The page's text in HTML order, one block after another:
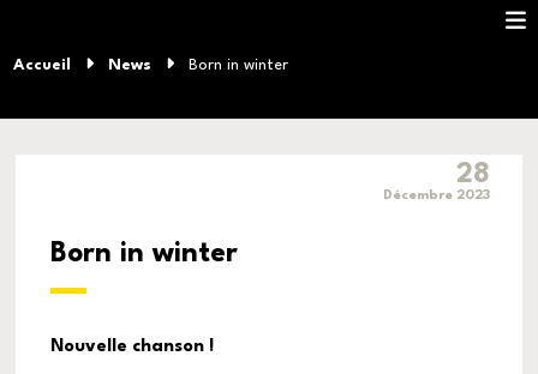
Accueil News Born in winter
28
Décembre 2023
Born in winter
Nouvelle chanson !